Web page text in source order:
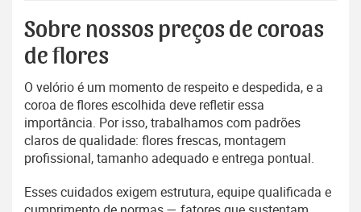
Sobre nossos preços de coroas
de flores
O velório é um momento de respeito e despedida, e a
coroa de flores escolhida deve refletir essa
importância. Por isso, trabalhamos com padrões
claros de qualidade: flores frescas, montagem
profissional, tamanho adequado e entrega pontual.
Esses cuidados exigem estrutura, equipe qualificada e